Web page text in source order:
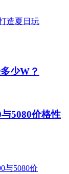
少W？
5080价格性